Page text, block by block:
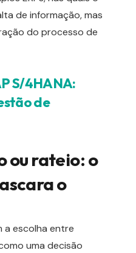
de informação, mas
do processo de
S/4HANA:
de
ou rateio: o
o
a escolha entre
uma decisão